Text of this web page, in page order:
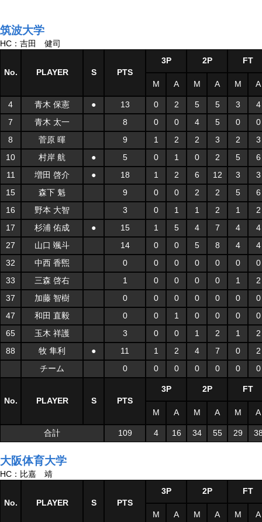
筑波大学
HC：吉田 健司
No. PLAYER S PTS
3P 2P FT
M A M A M A
4 青木 保憲 ● 13 0 2 5 5 3
4
7
青木 太一 8 0 0 4 5 0
0
8
菅原 暉 9 1 2 2 3 2
3
10
村岸 航 ● 5 0 1 0 2 5
6
11
増田 啓介 ● 18 1 2 6 12 3
3
15
森下 魁 9 0 0 2 2 5
6
16
野本 大智 3 0 1 1 2 1
2
17
杉浦 佑成 ● 15 1 5 4 7 4
4
27
山口 颯斗 14 0 0 5 8 4
4
32
中西 香煕 0 0 0 0 0 0
0
33
三森 啓右 1 0 0 0 0 1
2
37
加藤 智樹 0 0 0 0 0 0
0
47
和田 直毅 0 0 1 0 0 0
0
65
玉木 祥護 3 0 0 1 2 1
2
88
牧 隼利 ● 11 1 2 4 7 0
2
チーム
0 0 0 0 0 0 0
No. PLAYER S PTS
3P 2P FT
M A M A M A
合計 109 4 16 34 55 29
大阪体育大学
HC：比嘉 靖
No. PLAYER S PTS
3P 2P FT
M A M A M A